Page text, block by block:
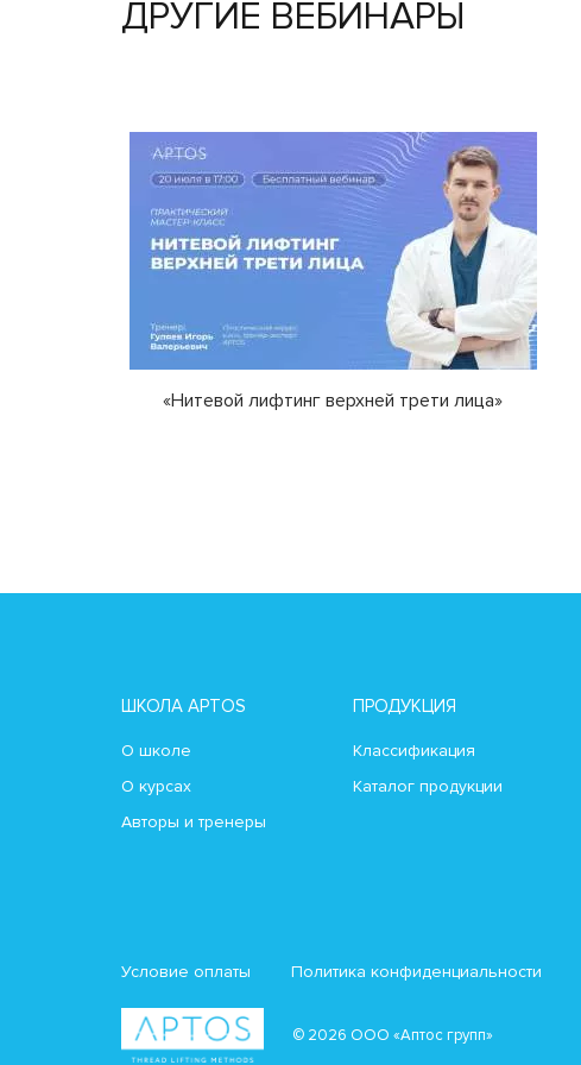
ДРУГИЕ ВЕБИНАРЫ
«Нитевой лифтинг верхней трети лица»
ШКОЛА APTOS
О школе
О курсах
Авторы и тренеры
ПРОДУКЦИЯ
Классификация
Каталог продукции
Условие оплаты Политика конфиденциальности
© 2026 ООО «Аптос групп»